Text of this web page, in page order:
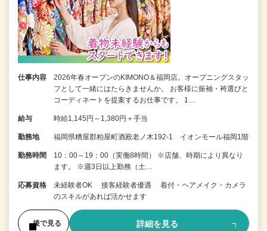
仕事内容
2026年春オープンのKIMONO＆福岡店。オープニングスタッ
フとして一緒にはたらきませんか。 お客様に振袖・袴選びと
コーディネートを提案するお仕事です。 1…
給与 時給1,145円～1,380円＋手当
勤務地 福岡県糟屋郡粕屋町酒殿老ノ木192-1 イオンモール福岡1階
勤務時間
10：00～19：00（実働8時間） ※店舗、時期により異なり
ます。 ※週3日以上勤務（土…
応募資格
未経験者OK 接客経験者優遇 着付・ヘアメイク・カメラ
のスキルがあれば活かせます
後で見る 詳細を見る